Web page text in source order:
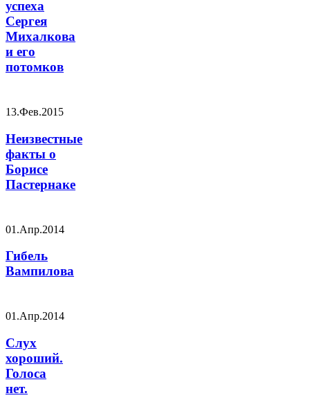
успеха
Сергея
Михалкова
и его
потомков
13.Фев.2015
Неизвестные
факты о
Борисе
Пастернаке
01.Апр.2014
Гибель
Вампилова
01.Апр.2014
Слух
хороший.
Голоса
нет.